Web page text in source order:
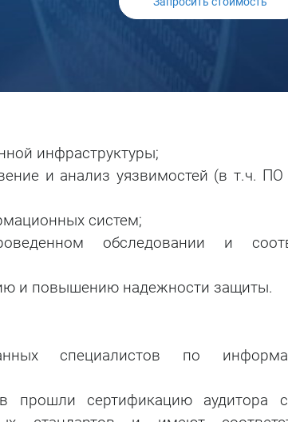
Тестирование на
инфраструктуры;
и анализ уязвимостей (в т.ч.
систем;
обследовании и
и повышению надежности защиты.
специалистов по
прошли сертификацию аудитора